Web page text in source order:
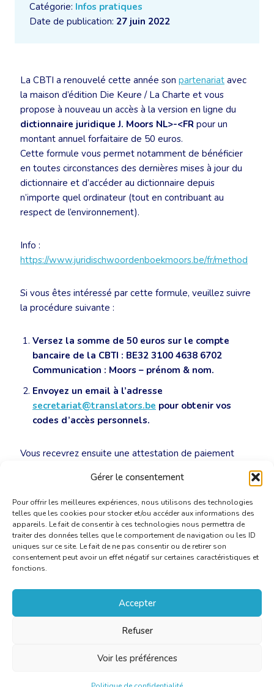
Gérer le consentement
Pour offrir les meilleures expériences, nous utilisons des technologies
telles que les cookies pour stocker et/ou accéder aux informations des
appareils. Le fait de consentir à ces technologies nous permettra de
traiter des données telles que le comportement de navigation ou les ID
uniques sur ce site. Le fait de ne pas consentir ou de retirer son
consentement peut avoir un effet négatif sur certaines caractéristiques et
fonctions.
Accepter
Refuser
Voir les préférences
Catégorie: Infos pratiques
Date de publication: 27 juin 2022
La CBTI a renouvelé cette année son partenariat avec
la maison d’édition Die Keure / La Charte et vous
propose à nouveau un accès à la version en ligne du
dictionnaire juridique J. Moors NL>-<FR pour un
montant annuel forfaitaire de 50 euros.
Cette formule vous permet notamment de bénéficier
en toutes circonstances des dernières mises à jour du
dictionnaire et d’accéder au dictionnaire depuis
n’importe quel ordinateur (tout en contribuant au
respect de l’environnement).
Info :
https://www.juridischwoordenboekmoors.be/fr/method
Si vous êtes intéressé par cette formule, veuillez suivre
la procédure suivante :
Versez la somme de 50 euros sur le compte
bancaire de la CBTI : BE32 3100 4638 6702
Communication : Moors – prénom & nom.
Envoyez un email à l’adresse
secretariat@translators.be pour obtenir vos
codes d’accès personnels.
Vous recevrez ensuite une attestation de paiement